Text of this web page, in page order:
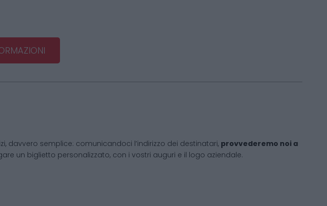
davvero semplice: comunicandoci l’indirizzo dei destinatari, provvederemo noi a
un biglietto personalizzato, con i vostri auguri e il logo aziendale.